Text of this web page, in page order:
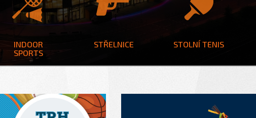
INDOOR
SPORTS
STŘELNICE STOLNÍ TENIS